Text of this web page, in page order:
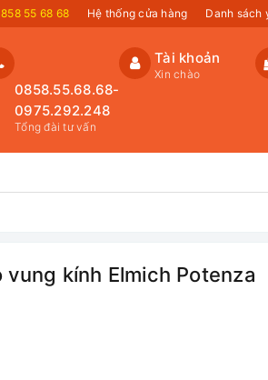
55 68 68 Hệ thống cửa hàng Danh sách
0858.55.68.68-
0975.292.248
Tổng đài tư vấn
Tài khoản
Xin chào
kính Elmich Potenza